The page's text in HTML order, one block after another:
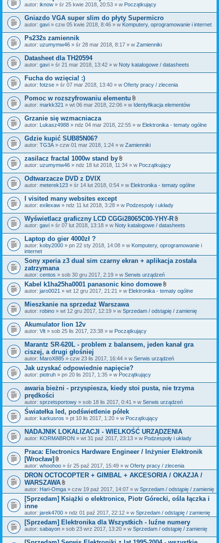
i
k
i
c
z
n
i
autor: iknow » śr 25 kwie 2018, 20:53 » w Początkujący
Gniazdo VGA super slim do płyty Supermicro
autor: gavi » czw 05 kwie 2018, 8:46 » w Komputery, oprogramowanie i internet
Ps232s zamiennik
autor: uzumymw46 » śr 28 mar 2018, 8:17 » w Zamienniki
Datasheet dla TH20594
autor: gavi » śr 21 mar 2018, 13:42 » w Noty katalogowe / datasheets
Fucha do wzięcia! :)
autor: fotzse » śr 07 mar 2018, 13:40 » w Oferty pracy / zlecenia
Pomoc w rozszyfrowaniu elementu
Z
ł
c
z
i
autor: markk321 » wt 06 mar 2018, 22:06 » w Identyfikacja elementów
Grzanie się wzmacniacza
autor: Lukasz4988 » ndz 04 mar 2018, 22:55 » w Elektronika - tematy ogólne
Gdzie kupić SUB85N06?
autor: TG3A » czw 01 mar 2018, 1:24 » w Zamienniki
zasilacz fractal 1000w stand by
Z
ł
c
z
i
i
autor: uzumymw46 » ndz 18 lut 2018, 11:34 » w Początkujący
Odtwarzacze DVD z DVIX
autor: meterek123 » śr 14 lut 2018, 0:54 » w Elektronika - tematy ogólne
I visited many websites except
autor: exilexaw » ndz 11 lut 2018, 3:28 » w Podzespoły i układy
Wyświetlacz graficzny LCD CGGi28065C00-YHY-R
Z
ł
c
n
i
autor: gavi » śr 07 lut 2018, 13:18 » w Noty katalogowe / datasheets
Laptop do gier 4000zł ?
autor: koby2000 » pn 22 sty 2018, 14:08 » w Komputery, oprogramowanie i
internet
Sony xperia z3 dual sim czarny ekran + aplikacja została
zatrzymana
autor: centos » sob 30 gru 2017, 2:19 » w Serwis urządzeń
Kabel k1ha25ha0001 panasonic kino domowe
Z
ł
c
z
i
autor: jaro0021 » wt 12 gru 2017, 21:21 » w Elektronika - tematy ogólne
Mieszkanie na sprzedaż Warszawa
autor: robino » wt 12 gru 2017, 12:19 » w Sprzedam / odstąpię / zamienię
Akumulator lion 12v
autor: Vlt » sob 25 lis 2017, 23:38 » w Początkujący
Marantz SR-620L - problem z balansem, jeden kanał gra
ciszej, a drugi głośniej
autor: MaroX885 » czw 23 lis 2017, 16:44 » w Serwis urządzeń
Jak uzyskać odpowiednie napięcie?
autor: piotruh » pn 20 lis 2017, 1:35 » w Początkujący
awaria bieżni - przyspiesza, kiedy stoi pusta, nie trzyma
prędkości
autor: sprzetsportowy » sob 18 lis 2017, 0:41 » w Serwis urządzeń
Światełka led, podświetlenie półek
autor: karkusros » pt 10 lis 2017, 1:20 » w Początkujący
NADAJNIK LOKALIZACJI - WIELKOŚĆ URZĄDZENIA
autor: KORMABRON » wt 31 paź 2017, 23:13 » w Podzespoły i układy
Praca: Electronics Hardware Engineer / Inżynier Elektronik
[Wrocław]
Z
a
ł
ą
c
z
k
i
autor: whoohoo » śr 25 paź 2017, 15:49 » w Oferty pracy / zlecenia
DRON OCTOCOPTER + GIMBAL + AKCESORIA / OKAZJA /
WARSZAWA
Z
a
ł
c
z
n
i
i
autor: Hari-Omga » czw 19 paź 2017, 14:07 » w Sprzedam / odstąpię / zamienię
[Sprzedam] Książki o elektronice, Piotr Górecki, ośla łączka i
inne
autor: jarek4700 » ndz 01 paź 2017, 22:12 » w Sprzedam / odstąpię / zamienię
[Sprzedam] Elektronika dla Wszystkich - luźne numery
autor: sabayon » sob 23 wrz 2017, 13:20 » w Sprzedam / odstąpię / zamienię